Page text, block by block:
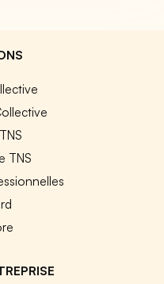
TNS